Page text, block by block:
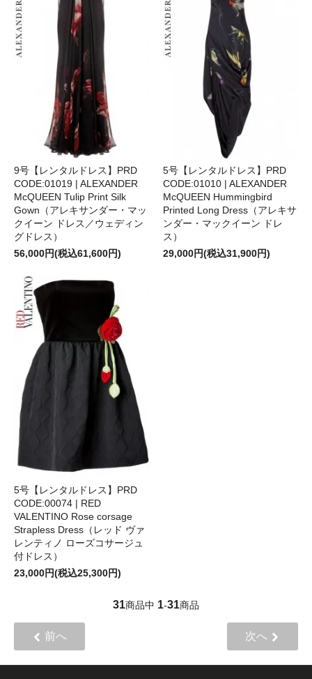
9号【レンタルドレス】PRD
CODE:01019 | ALEXANDER
McQUEEN Tulip Print Silk
Gown（アレキサンダー・マッ
クイーン ドレス／ウェディン
グドレス）
56,000円(税込61,600円)
5号【レンタルドレス】PRD
CODE:01010 | ALEXANDER
McQUEEN Hummingbird
Printed Long Dress（アレキサ
ンダー・マックイーン ドレ
ス）
29,000円(税込31,900円)
5号【レンタルドレス】PRD
CODE:00074 | RED
VALENTINO Rose corsage
Strapless Dress（レッド ヴァ
レンティノ ローズコサージュ
付ドレス）
23,000円(税込25,300円)
31商品中 1-31商品
前へ 次へ